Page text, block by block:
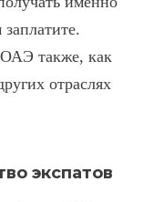
ОАЭ также, как
отраслях
экспатов